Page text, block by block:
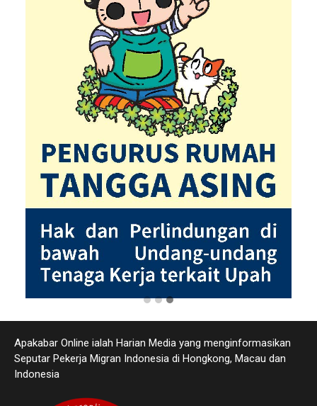
Apakabar Online ialah Harian Media yang menginformasikan
Seputar Pekerja Migran Indonesia di Hongkong, Macau dan
Indonesia